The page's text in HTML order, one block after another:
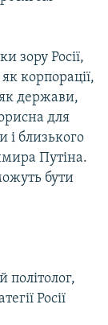
зору Росії,
корпорації,
держави,
для
і близького
Путіна.
бути
політолог,
Росії